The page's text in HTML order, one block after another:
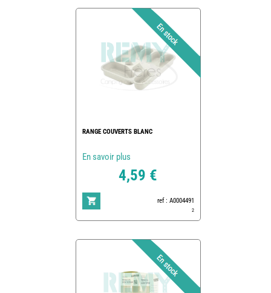
RANGE COUVERTS BLANC
En savoir plus
4,59 €
ref : A0004491
2